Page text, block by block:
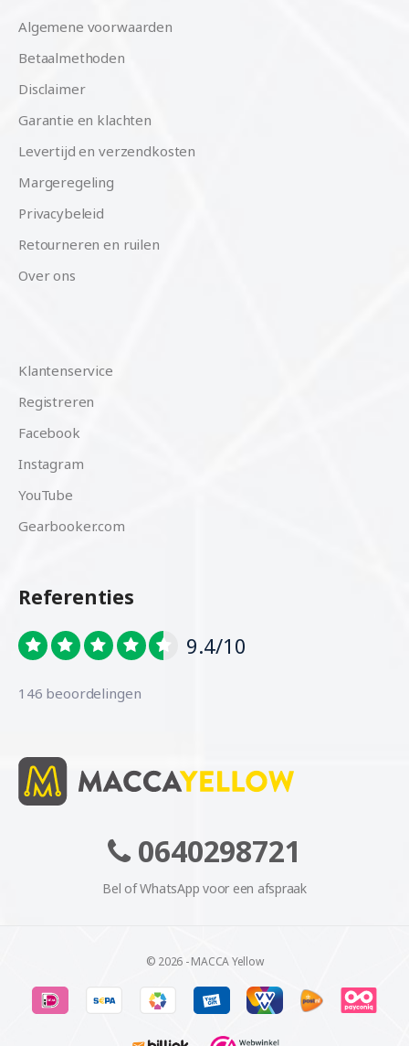
Algemene voorwaarden
Betaalmethoden
Disclaimer
Garantie en klachten
Levertijd en verzendkosten
Margeregeling
Privacybeleid
Retourneren en ruilen
Over ons
Klantenservice
Registreren
Facebook
Instagram
YouTube
Gearbooker.com
Referenties
9.4/10
146 beoordelingen
0640298721
Bel of WhatsApp voor een afspraak
© 2026 - MACCA Yellow